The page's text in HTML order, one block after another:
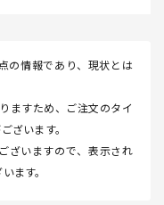
の情報であり、現状とは
ますため、ご注文のタイ
ざいます。
ざいますので、表示され
ます。